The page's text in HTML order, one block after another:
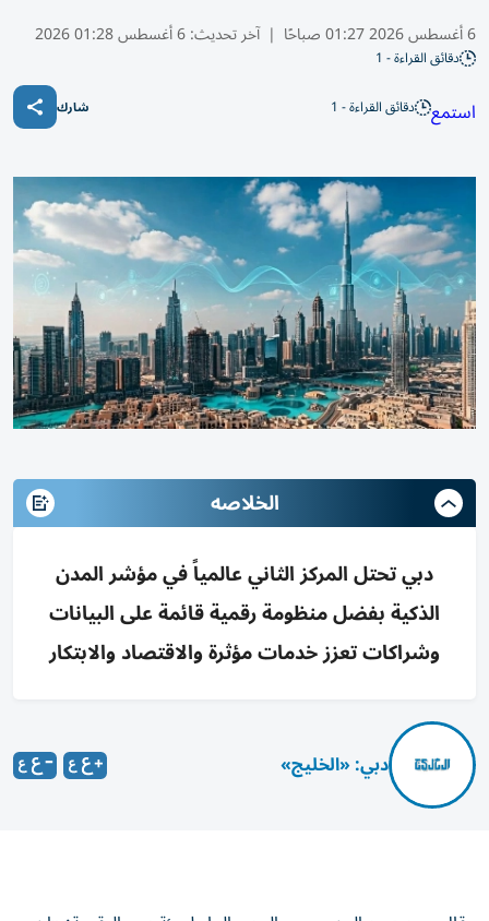
6 أغسطس 2026 01:27 صباحًا | آخر تحديث:6 أغسطس 01:28 2026
دقائق القراءة - 1
استمع دقائق القراءة - 1 شارك
الخلاصه
دبي تحتل المركز الثاني عالمياً في مؤشر المدن
الذكية بفضل منظومة رقمية قائمة على البيانات
وشراكات تعزز خدمات مؤثرة والاقتصاد والابتكار
دبي: «الخليج»